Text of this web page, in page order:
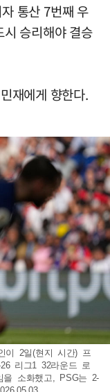
통산 7번째 우
승리해야 결승
재에게 향한다.
이 2일(현지 시간) 프
리그1 32라운드 로
을 소화했고, PSG는 2-